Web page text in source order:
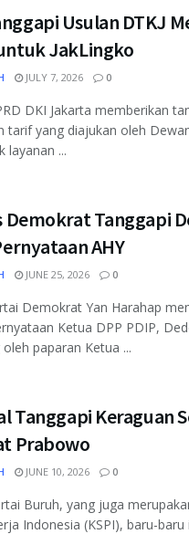
Usulan DTKJ
JakLingko
JULY 7, 2026 0
DKI Jakarta memberikan
tarif yang diajukan oleh
layanan ...
Tanggapi
AHY
JUNE 25, 2026 0
Demokrat Yan Harahap
Ketua DPP PDIP,
paparan Ketua ...
Tanggapi Keraguan
Prabowo
JUNE 10, 2026 0
Buruh, yang juga
Indonesia (KSPI), baru-